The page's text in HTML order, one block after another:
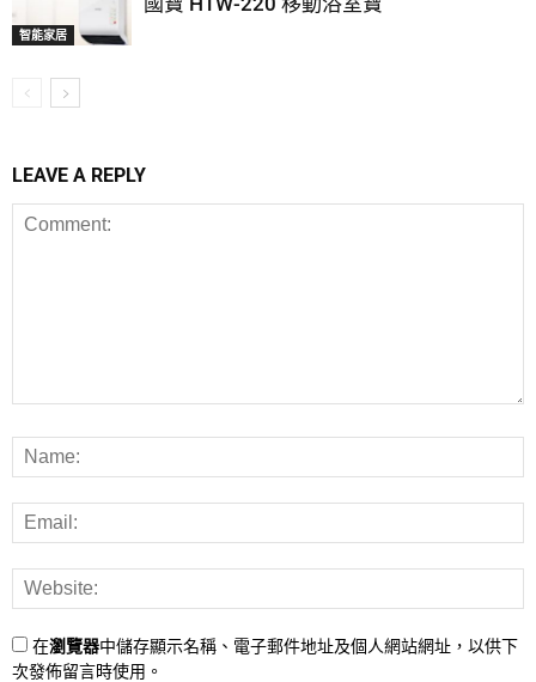
智能家居
LEAVE A REPLY
在瀏覽器中儲存顯示名稱、電子郵件地址及個人網站網址，以供下
次發佈留言時使用。